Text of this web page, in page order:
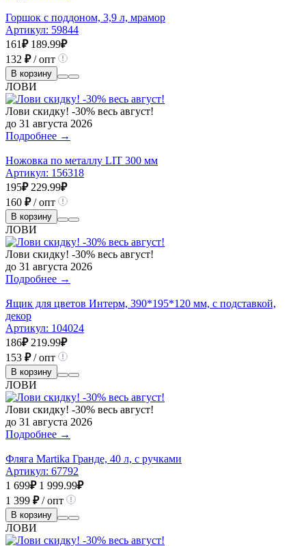
Горшок с поддоном, 3,9 л, мрамор
Артикул: 59844
161₽ 189.99₽
132 ₽/ опт
В корзину
ЛОВИ
Лови скидку! -30% весь август!
до 31 августа 2026
Подробнее →
Ножовка по металлу LIT 300 мм
Артикул: 156318
195₽ 229.99₽
160 ₽/ опт
В корзину
ЛОВИ
Лови скидку! -30% весь август!
до 31 августа 2026
Подробнее →
Ящик для цветов Интерм, 390*195*120 мм, с подставкой,
декор
Артикул: 104024
186₽ 219.99₽
153 ₽/ опт
В корзину
ЛОВИ
Лови скидку! -30% весь август!
до 31 августа 2026
Подробнее →
Фляга Martika Гранде, 40 л, с ручками
Артикул: 67792
1 699₽ 1 999.99₽
1 399 ₽/ опт
В корзину
ЛОВИ